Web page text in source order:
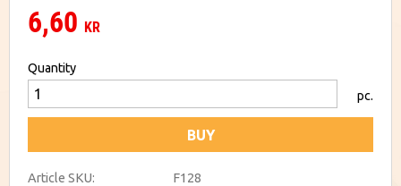
6,60 KR
Quantity
pc.
BUY
Article SKU F128